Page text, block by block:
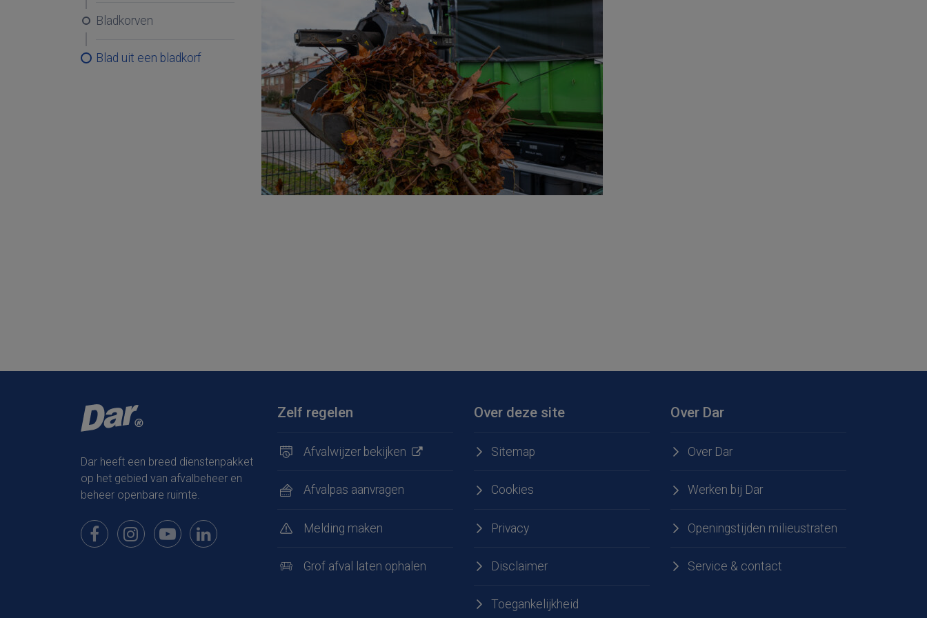
Bladkorven
Blad uit een bladkorf
Dar heeft een breed dienstenpakket
op het gebied van afvalbeheer en
beheer openbare ruimte.
Bekijk onze pagina op Facebook
Bekijk onze pagina op Instagram
Bekijk onze pagina op Youtube
Bekijk onze pagina op LinkedIn
Zelf regelen
Afvalwijzer bekijken
Afvalpas aanvragen
Melding maken
Grof afval laten ophalen
Over deze site
Sitemap
Cookies
Privacy
Disclaimer
Toegankelijkheid
Over Dar
Over Dar
Werken bij Dar
Openingstijden milieustraten
Service & contact